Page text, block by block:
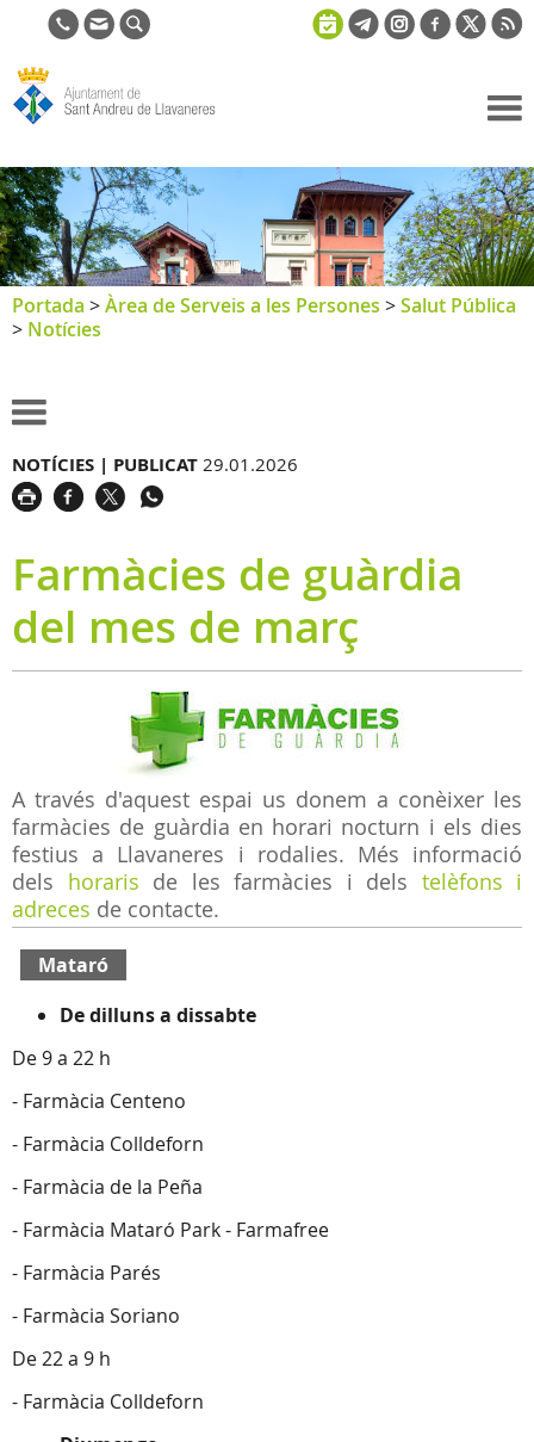
de Sant
Andreu de
Llavaneres
Portada >Àrea de Serveis a les Persones >Salut Pública
> Notícies
NOTÍCIES | PUBLICAT 29.01.2026
Farmàcies de guàrdia
del mes de març
A través d'aquest espai us donem a conèixer les
farmàcies de guàrdia en horari nocturn i els dies
festius a Llavaneres i rodalies. Més informació
dels horaris de les farmàcies i dels telèfons i
adreces de contacte.
Mataró
De dilluns a dissabte
De 9 a 22 h
- Farmàcia Centeno
- Farmàcia Colldeforn
- Farmàcia de la Peña
- Farmàcia Mataró Park - Farmafree
- Farmàcia Parés
- Farmàcia Soriano
De 22 a 9 h
- Farmàcia Colldeforn